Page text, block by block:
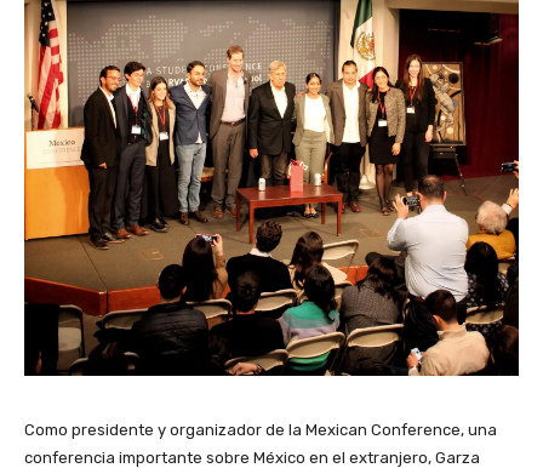
Como presidente y organizador de la Mexican Conference, una
conferencia importante sobre México en el extranjero, Garza